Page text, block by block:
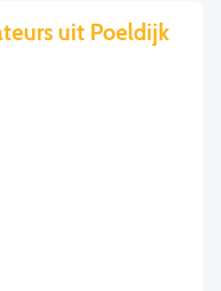
uit Poeldijk